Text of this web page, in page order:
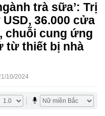
trà sữa’: Trị
36.000 cửa
chuỗi cung ứng
từ thiết bị nhà
10/2024